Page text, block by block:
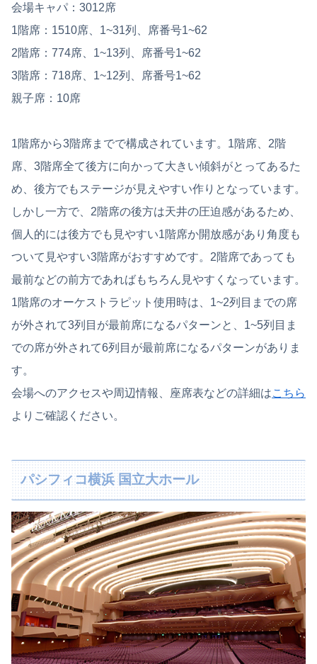
会場キャパ：3012席
1階席：1510席、1~31列、席番号1~62
2階席：774席、1~13列、席番号1~62
3階席：718席、1~12列、席番号1~62
親子席：10席
1階席から3階席までで構成されています。1階席、2階
席、3階席全て後方に向かって大きい傾斜がとってあるた
め、後方でもステージが見えやすい作りとなっています。
しかし一方で、2階席の後方は天井の圧迫感があるため、
個人的には後方でも見やすい1階席か開放感があり角度も
ついて見やすい3階席がおすすめです。2階席であっても
最前などの前方であればもちろん見やすくなっています。
1階席のオーケストラピット使用時は、1~2列目までの席
が外されて3列目が最前席になるパターンと、1~5列目ま
での席が外されて6列目が最前席になるパターンがありま
す。
会場へのアクセスや周辺情報、座席表などの詳細はこちら
よりご確認ください。
パシフィコ横浜 国立大ホール